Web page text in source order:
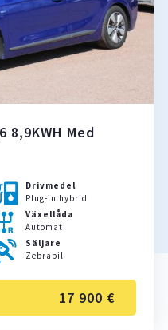
8,9KWH Med
Drivmedel
Plug-in hybrid
Växellåda
Automat
Säljare
Zebrabil
17 900 €